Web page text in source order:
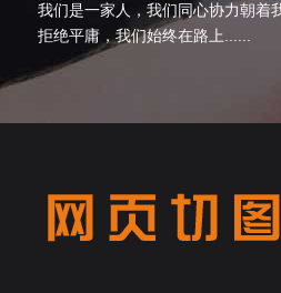
我们是一家人，我们同心协力朝着
拒绝平庸，我们始终在路上......